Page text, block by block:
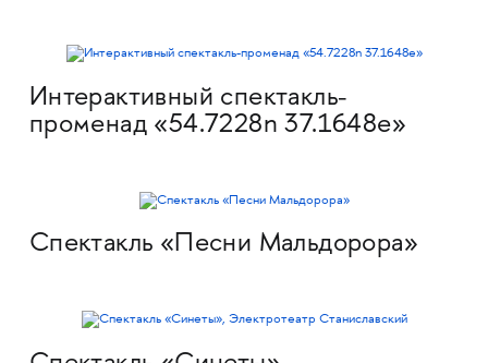
Интерактивный спектакль-
променад «54.7228n 37.1648e»
Спектакль «Песни Мальдорора»